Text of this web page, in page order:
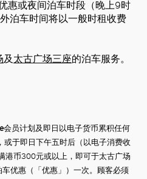
惠或夜间泊车时段（晚上9时
泊车时间将以一般时租收费
及 太古广场三座的泊车服务。
会员计划及即日以电子货币累积任何
或于即日下午五时后（以电子消费收
港币300元或以上，即可于太古广场
车优惠（「优惠」）一次。顾客必须
好